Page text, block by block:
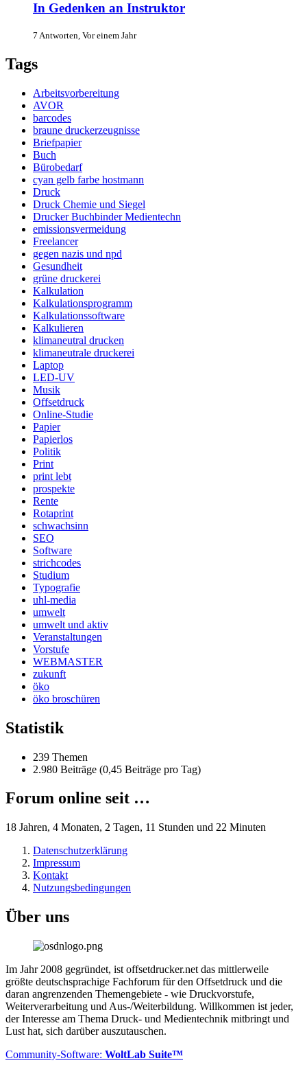
In Gedenken an Instruktor
7 Antworten, Vor einem Jahr
Tags
Arbeitsvorbereitung
AVOR
barcodes
braune druckerzeugnisse
Briefpapier
Buch
Bürobedarf
cyan gelb farbe hostmann
Druck
Druck Chemie und Siegel
Drucker Buchbinder Medientechn
emissionsvermeidung
Freelancer
gegen nazis und npd
Gesundheit
grüne druckerei
Kalkulation
Kalkulationsprogramm
Kalkulationssoftware
Kalkulieren
klimaneutral drucken
klimaneutrale druckerei
Laptop
LED-UV
Musik
Offsetdruck
Online-Studie
Papier
Papierlos
Politik
Print
print lebt
prospekte
Rente
Rotaprint
schwachsinn
SEO
Software
strichcodes
Studium
Typografie
uhl-media
umwelt
umwelt und aktiv
Veranstaltungen
Vorstufe
WEBMASTER
zukunft
öko
öko broschüren
Statistik
239 Themen
2.980 Beiträge (0,45 Beiträge pro Tag)
Forum online seit …
18 Jahren, 4 Monaten, 2 Tagen, 11 Stunden und 22 Minuten
Datenschutzerklärung
Impressum
Kontakt
Nutzungsbedingungen
Über uns
Im Jahr 2008 gegründet, ist offsetdrucker.net das mittlerweile
größte deutschsprachige Fachforum für den Offsetdruck und die
daran angrenzenden Themengebiete - wie Druckvorstufe,
Weiterverarbeitung und Aus-/Weiterbildung. Willkommen ist jeder,
der Interesse am Thema Druck- und Medientechnik mitbringt und
Lust hat, sich darüber auszutauschen.
Community-Software: WoltLab Suite™